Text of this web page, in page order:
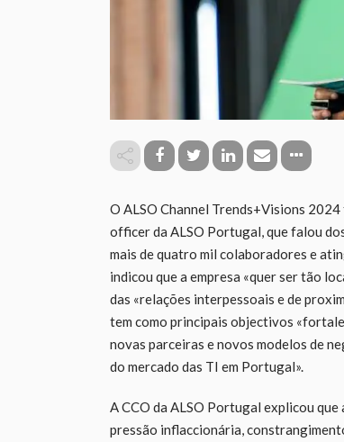
O ALSO Channel Trends+Visions
officer da ALSO Portugal, que falou
mais de quatro mil colaboradores e
indicou que a empresa «quer ser tão
das «relações interpessoais e de
tem como principais objectivos
novas parceiras e novos modelos de
do mercado das TI em Portugal».
A CCO da ALSO Portugal explicou
pressão inflaccionária,